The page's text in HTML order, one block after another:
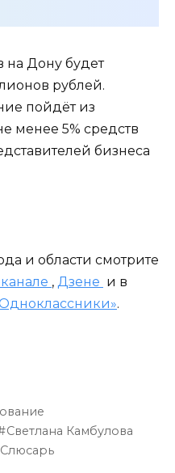
на Дону будет
рублей.
пойдёт из
менее 5% средств
бизнеса
и области смотрите
, Дзене и в
.
Светлана Камбулова